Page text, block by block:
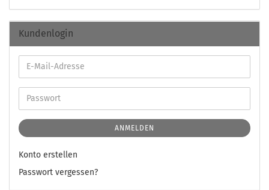
Kundenlogin
ANMELDEN
Konto erstellen
Passwort vergessen?